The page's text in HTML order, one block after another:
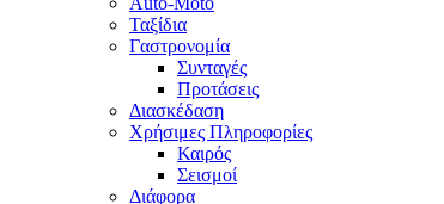
Ταξίδια
Γαστρονομία
Συνταγές
Προτάσεις
Διασκέδαση
Χρήσιμες Πληροφορίες
Καιρός
Σεισμοί
Διάφορα